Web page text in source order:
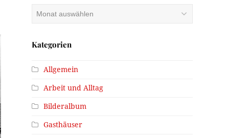
Kategorien
Allgemein
Arbeit und Alltag
Bilderalbum
Gasthäuser